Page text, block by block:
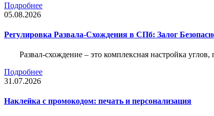
Подробнее
05.08.2026
Регулировка Развала-Схождения в СПб: Залог
Развал-схождение – это комплексная настройка
Подробнее
31.07.2026
Наклейка c промокодом: печать и персонализация